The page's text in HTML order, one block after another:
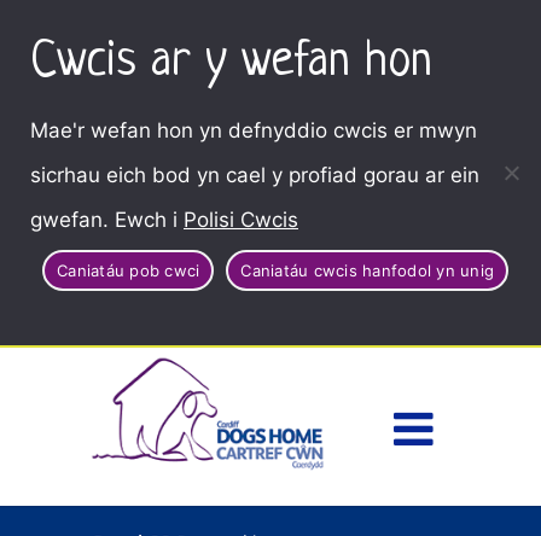
Cwcis ar y wefan hon
Mae'r wefan hon yn defnyddio cwcis er mwyn
sicrhau eich bod yn cael y profiad gorau ar ein
gwefan. Ewch i Polisi Cwcis
Caniatáu pob cwci Caniatáu cwcis hanfodol yn unig